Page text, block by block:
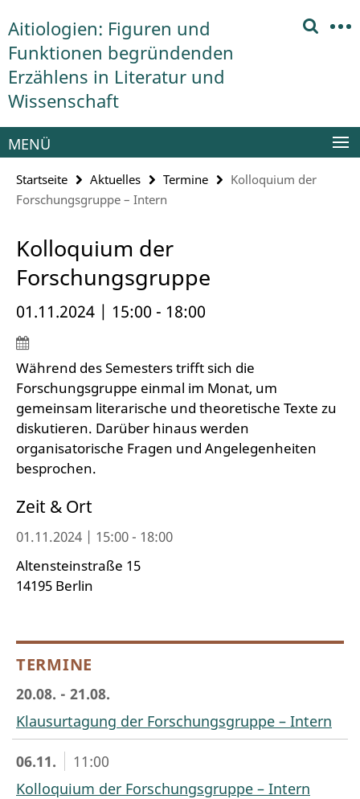
direkt
zu
Inhalt
Aitiologien: Figuren und
Funktionen begründenden
Erzählens in Literatur und
Wissenschaft
Service-
Navigation
MENÜ
Startseite Aktuelles Termine
Kolloquium der
Forschungsgruppe – Intern
Kolloquium der
Forschungsgruppe
01.11.2024 | 15:00 - 18:00
Während des Semesters trifft sich die
Forschungsgruppe einmal im Monat, um
gemeinsam literarische und theoretische Texte zu
diskutieren. Darüber hinaus werden
organisatorische Fragen und Angelegenheiten
besprochen.
Zeit & Ort
01.11.2024 | 15:00 - 18:00
Altensteinstraße 15
14195 Berlin
TERMINE
20.08. - 21.08.
Klausurtagung der Forschungsgruppe – Intern
06.11.
11:00
Kolloquium der Forschungsgruppe – Intern